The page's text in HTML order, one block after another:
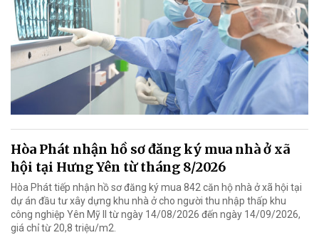
Hòa Phát nhận hồ sơ đăng ký mua nhà ở xã
hội tại Hưng Yên từ tháng 8/2026
Hòa Phát tiếp nhận hồ sơ đăng ký mua 842 căn hộ nhà ở xã hội tại
dự án đầu tư xây dựng khu nhà ở cho người thu nhập thấp khu
công nghiệp Yên Mỹ II từ ngày 14/08/2026 đến ngày 14/09/2026,
giá chỉ từ 20,8 triệu/m2.